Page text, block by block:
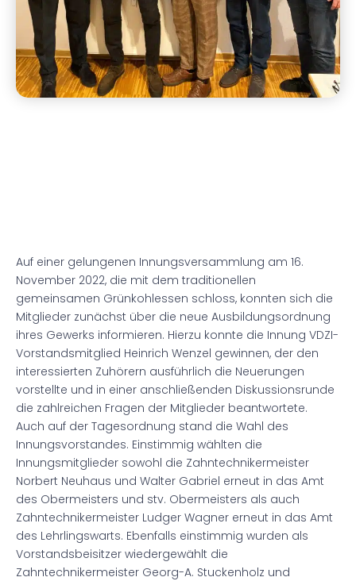
Auf einer gelungenen Innungsversammlung am 16.
November 2022, die mit dem traditionellen
gemeinsamen Grünkohlessen schloss, konnten sich die
Mitglieder zunächst über die neue Ausbildungsordnung
ihres Gewerks informieren. Hierzu konnte die Innung VDZI-
Vorstandsmitglied Heinrich Wenzel gewinnen, der den
interessierten Zuhörern ausführlich die Neuerungen
vorstellte und in einer anschließenden Diskussionsrunde
die zahlreichen Fragen der Mitglieder beantwortete.
Auch auf der Tagesordnung stand die Wahl des
Innungsvorstandes. Einstimmig wählten die
Innungsmitglieder sowohl die Zahntechnikermeister
Norbert Neuhaus und Walter Gabriel erneut in das Amt
des Obermeisters und stv. Obermeisters als auch
Zahntechnikermeister Ludger Wagner erneut in das Amt
des Lehrlingswarts. Ebenfalls einstimmig wurden als
Vorstandsbeisitzer wiedergewählt die
Zahntechnikermeister Georg-A. Stuckenholz und